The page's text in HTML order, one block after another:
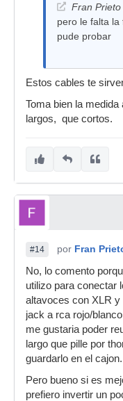
Fran
pero le falta la
pude probar
Estos cables te
Toma bien la
largos, que cortos.
#14 por Fran
No, lo comento
utilizo para conectar
altavoces con XLR y
jack a rca rojo/
me gustaria poder
largo que pille por
guardarlo en el cajon.
Pero bueno si es
prefiero invertir un